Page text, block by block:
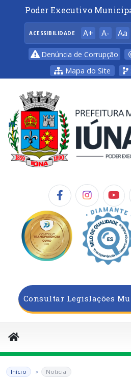
Poder Executivo
ACESSIBILIDADE A+ A- Aa
Denúncia de Corrupção
Mapa do Site
Consultar Legislações
Início Noticia